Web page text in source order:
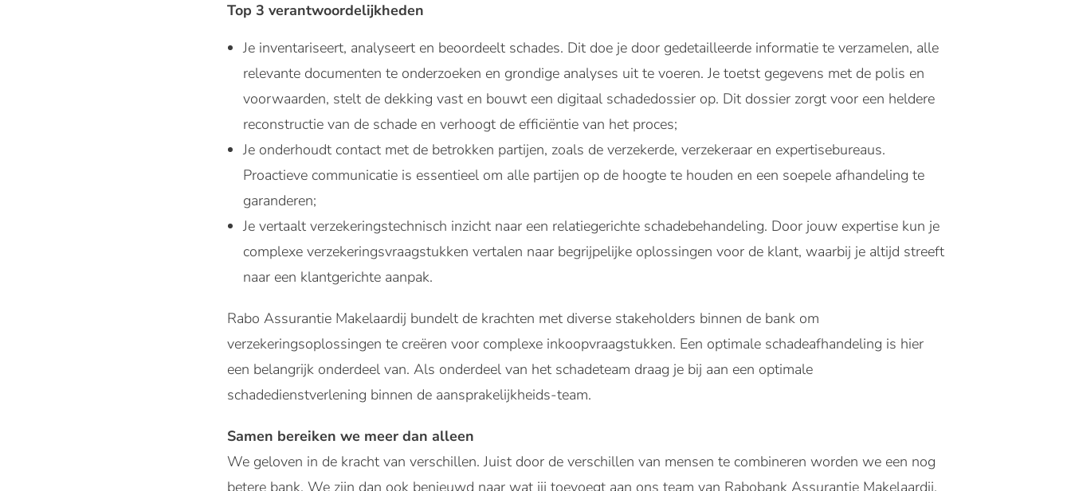
Top 3 verantwoordelijkheden
Je inventariseert, analyseert en beoordeelt schades. Dit doe je door gedetailleerde informatie te verzamelen, alle
relevante documenten te onderzoeken en grondige analyses uit te voeren. Je toetst gegevens met de polis en
voorwaarden, stelt de dekking vast en bouwt een digitaal schadedossier op. Dit dossier zorgt voor een heldere
reconstructie van de schade en verhoogt de efficiëntie van het proces;
Je onderhoudt contact met de betrokken partijen, zoals de verzekerde, verzekeraar en expertisebureaus.
Proactieve communicatie is essentieel om alle partijen op de hoogte te houden en een soepele afhandeling te
garanderen;
Je vertaalt verzekeringstechnisch inzicht naar een relatiegerichte schadebehandeling. Door jouw expertise kun je
complexe verzekeringsvraagstukken vertalen naar begrijpelijke oplossingen voor de klant, waarbij je altijd streeft
naar een klantgerichte aanpak.
Rabo Assurantie Makelaardij bundelt de krachten met diverse stakeholders binnen de bank om
verzekeringsoplossingen te creëren voor complexe inkoopvraagstukken. Een optimale schadeafhandeling is hier
een belangrijk onderdeel van. Als onderdeel van het schadeteam draag je bij aan een optimale
schadedienstverlening binnen de aansprakelijkheids-team.
Samen bereiken we meer dan alleen
We geloven in de kracht van verschillen. Juist door de verschillen van mensen te combineren worden we een nog
betere bank. We zijn dan ook benieuwd naar wat jij toevoegt aan ons team van Rabobank Assurantie Makelaardij.